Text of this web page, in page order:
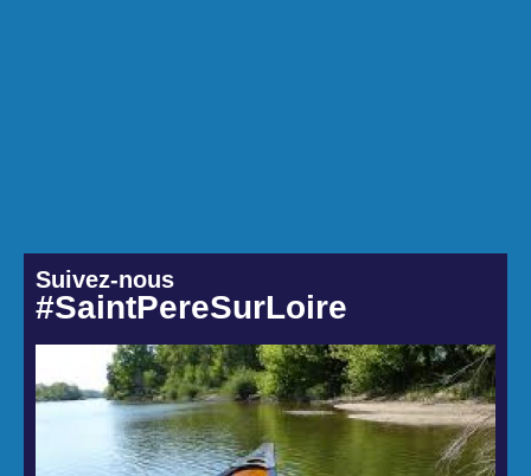
Suivez-nous
#SaintPereSurLoire